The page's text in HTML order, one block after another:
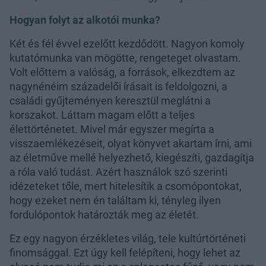
Hogyan folyt az alkotói munka?
Két és fél évvel ezelőtt kezdődött. Nagyon komoly
kutatómunka van mögötte, rengeteget olvastam.
Volt előttem a valóság, a források, elkezdtem az
nagynénéim századelői írásait is feldolgozni, a
családi gyűjteményen keresztül meglátni a
korszakot. Láttam magam előtt a teljes
élettörténetet. Mivel már egyszer megírta a
visszaemlékezéseit, olyat könyvet akartam írni, ami
az életműve mellé helyezhető, kiegészíti, gazdagítja
a róla való tudást. Azért használok szó szerinti
idézeteket tőle, mert hitelesítik a csomópontokat,
hogy ezeket nem én találtam ki, tényleg ilyen
fordulópontok határozták meg az életét.
Ez egy nagyon érzékletes világ, tele kultúrtörténeti
finomsággal. Ezt úgy kell felépíteni, hogy lehet az